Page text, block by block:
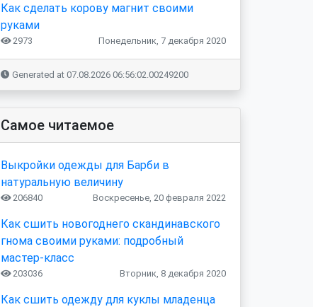
Как сделать корову магнит своими
руками
2973 Понедельник, 7 декабря 2020
Generated at 07.08.2026 06:56:02.00249200
Самое читаемое
Выкройки одежды для Барби в
натуральную величину
206840 Воскресенье, 20 февраля 2022
Как сшить новогоднего скандинавского
гнома своими руками: подробный
мастер-класс
203036 Вторник, 8 декабря 2020
Как сшить одежду для куклы младенца